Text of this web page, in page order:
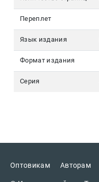
Переплет
Язык издания
Формат издания
Серия
Оптовикам Авторам